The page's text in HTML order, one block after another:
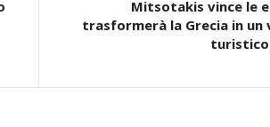
Mitsotakis vince le
trasformerà la Grecia in un